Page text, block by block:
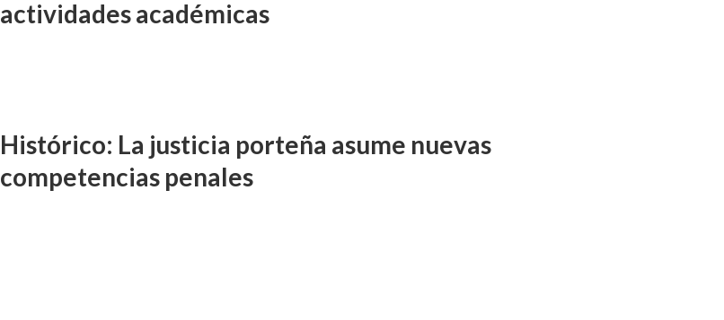
actividades académicas
Histórico: La justicia porteña asume nuevas
competencias penales